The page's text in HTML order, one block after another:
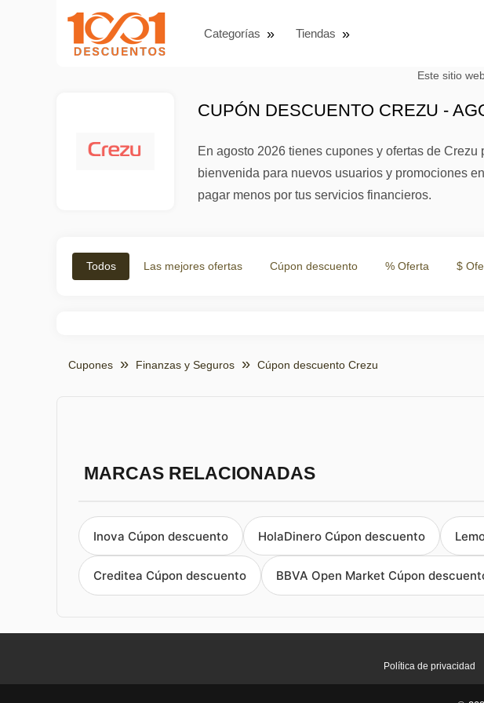
Categorías Tiendas
Este sitio
CUPÓN DESCUENTO CREZU -
En agosto 2026 tienes cupones y ofertas de
bienvenida para nuevos usuarios y promociones
pagar menos por tus servicios financieros.
Todos Las mejores ofertas Cúpon descuento % Oferta $
Cupones Finanzas y Seguros Cúpon descuento Crezu
MARCAS RELACIONADAS
Inova Cúpon descuento HolaDinero Cúpon descuento
Creditea Cúpon descuento BBVA Open Market Cúpon
Política de privacidad